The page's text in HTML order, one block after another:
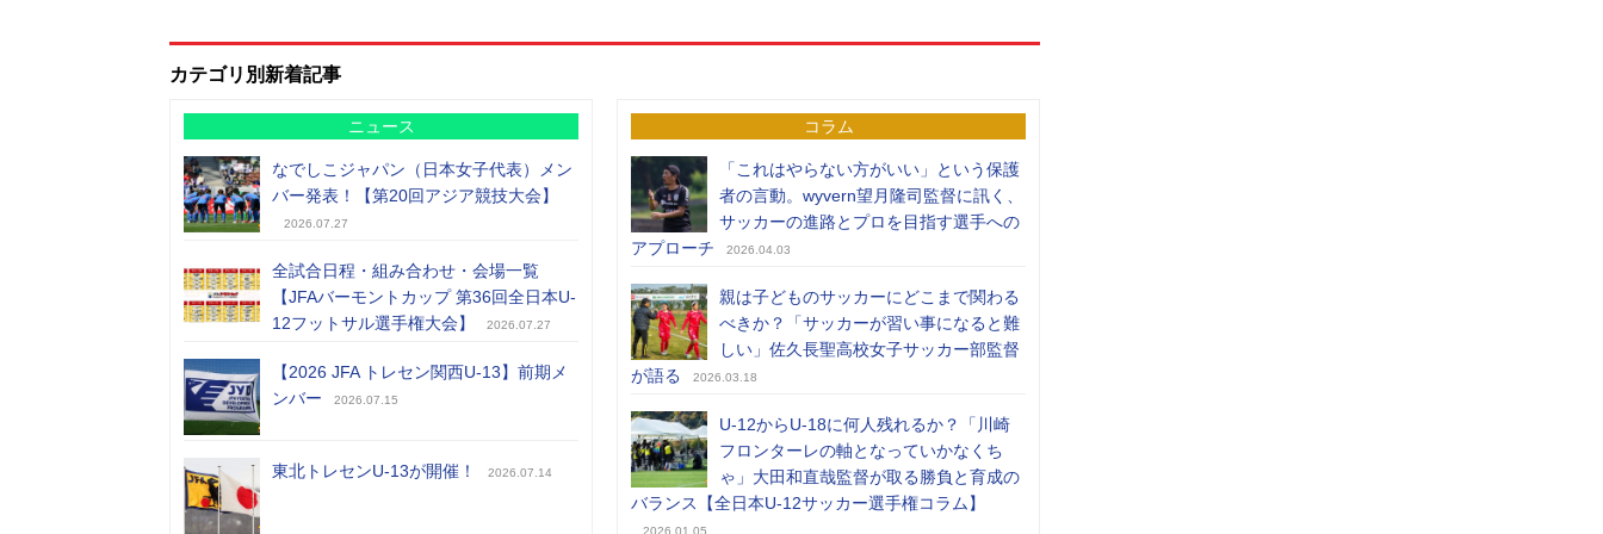
カテゴリ別新着記事
ニュース
なでしこジャパン（日本女子代表）メン
バー発表！【第20回アジア競技大会】
2026.07.27
全試合日程・組み合わせ・会場一覧
【JFAバーモントカップ 第36回全日本U-
12フットサル選手権大会】
2026.07.27
【2026 JFA トレセン関西U-13】前期メ
ンバー
2026.07.15
東北トレセンU-13が開催！ 2026.07.14
コラム
「これはやらない方がいい」という保護
者の言動。wyvern望月隆司監督に訊く、
サッカーの進路とプロを目指す選手への
アプローチ
2026.04.03
親は子どものサッカーにどこまで関わる
べきか？「サッカーが習い事になると難
しい」佐久長聖高校女子サッカー部監督
が語る
2026.03.18
U-12からU-18に何人残れるか？「川崎
フロンターレの軸となっていかなくち
ゃ」大田和直哉監督が取る勝負と育成の
バランス【全日本U-12サッカー選手権コラム】
2026.01.05